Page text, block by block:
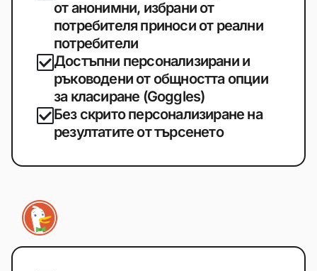
от анонимни, избрани от
потребителя приноси от реални
потребители
Достъпни персонализирани и
ръководени от общността опции
за класиране (Goggles)
Без скрито персонализиране на
резултатите от търсенето